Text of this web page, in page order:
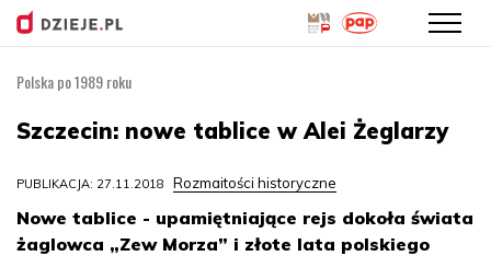
treści
Polska po 1989 roku
Szczecin: nowe tablice w Alei Żeglarzy
PUBLIKACJA: 27.11.2018 Rozmaitości historyczne
Nowe tablice - upamiętniające rejs dokoła świata
żaglowca „Zew Morza” i złote lata polskiego